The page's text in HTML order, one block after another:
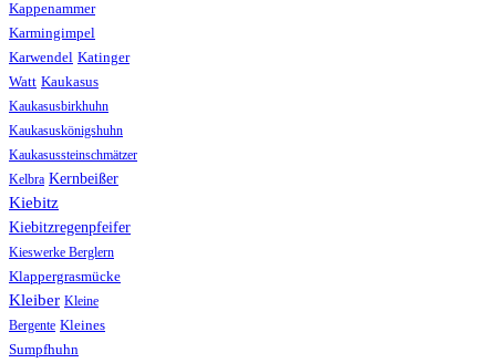
Kappenammer
Karmingimpel
Karwendel Katinger
Watt Kaukasus
Kaukasusbirkhuhn
Kaukasuskönigshuhn
Kaukasussteinschmätzer
Kelbra Kernbeißer
Kiebitz
Kiebitzregenpfeifer
Kieswerke Berglern
Klappergrasmücke
Kleiber Kleine
Bergente Kleines
Sumpfhuhn